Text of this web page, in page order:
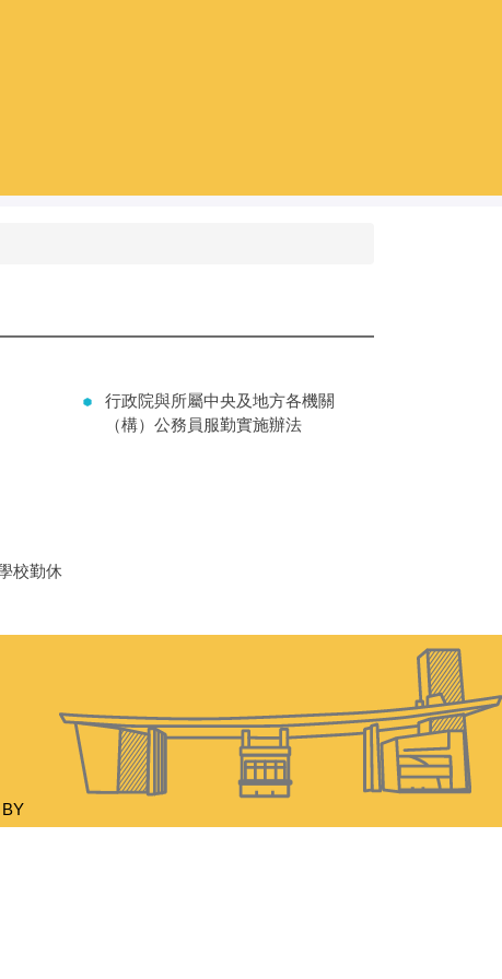
行政院與所屬中央及地方各機關
（構）公務員服勤實施辦法
校勤休